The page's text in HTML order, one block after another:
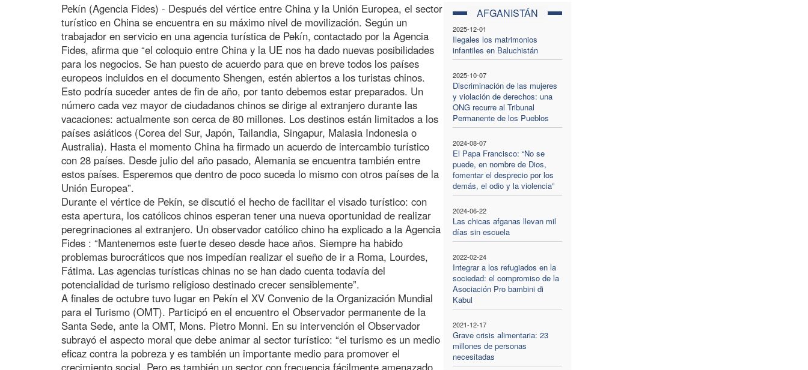
AFGANISTÁN
2025-12-01
Ilegales los matrimonios
infantiles en Baluchistán
2025-10-07
Discriminación de las mujeres
y violación de derechos: una
ONG recurre al Tribunal
Permanente de los Pueblos
2024-08-07
El Papa Francisco: “No se
puede, en nombre de Dios,
fomentar el desprecio por los
demás, el odio y la violencia”
2024-06-22
Las chicas afganas llevan mil
días sin escuela
2022-02-24
Integrar a los refugiados en la
sociedad: el compromiso de la
Asociación Pro bambini di
Kabul
2021-12-17
Grave crisis alimentaria: 23
millones de personas
necesitadas
Pekín (Agencia Fides) - Después del vértice entre China y la Unión Europea, el sector
turístico en China se encuentra en su máximo nivel de movilización. Según un
trabajador en servicio en una agencia turística de Pekín, contactado por la Agencia
Fides, afirma que “el coloquio entre China y la UE nos ha dado nuevas posibilidades
para los negocios. Se han puesto de acuerdo para que en breve todos los países
europeos incluidos en el documento Shengen, estén abiertos a los turistas chinos.
Esto podría suceder antes de fin de año, por tanto debemos estar preparados. Un
número cada vez mayor de ciudadanos chinos se dirige al extranjero durante las
vacaciones: actualmente son cerca de 80 millones. Los destinos están limitados a los
países asiáticos (Corea del Sur, Japón, Tailandia, Singapur, Malasia Indonesia o
Australia). Hasta el momento China ha firmado un acuerdo de intercambio turístico
con 28 países. Desde julio del año pasado, Alemania se encuentra también entre
estos países. Esperemos que dentro de poco suceda lo mismo con otros países de la
Unión Europea”.
Durante el vértice de Pekín, se discutió el hecho de facilitar el visado turístico: con
esta apertura, los católicos chinos esperan tener una nueva oportunidad de realizar
peregrinaciones al extranjero. Un observador católico chino ha explicado a la Agencia
Fides : “Mantenemos este fuerte deseo desde hace años. Siempre ha habido
problemas burocráticos que nos impedían realizar el sueño de ir a Roma, Lourdes,
Fátima. Las agencias turísticas chinas no se han dado cuenta todavía del
potencialidad de turismo religioso destinado crecer sensiblemente”.
A finales de octubre tuvo lugar en Pekín el XV Convenio de la Organización Mundial
para el Turismo (OMT). Participó en el encuentro el Observador permanente de la
Santa Sede, ante la OMT, Mons. Pietro Monni. En su intervención el Observador
subrayó el aspecto moral que debe animar al sector turístico: “el turismo es un medio
eficaz contra la pobreza y es también un importante medio para promover el
crecimiento social. Pero es también un sector con frecuencia fácilmente amenazado